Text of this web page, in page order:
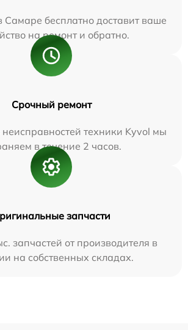
бесплатно доставит ваше
на ремонт и обратно.
Срочный ремонт
техники Kyvol мы
в течение 2 часов.
запчасти
запчастей от производителя в
на собственных складах.